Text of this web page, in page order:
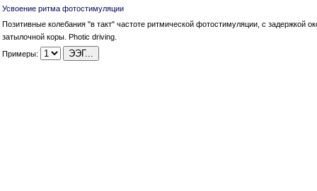
Усвоение ритма фотостимуляции
Позитивные колебания "в такт" частоте ритмической фотостимуляции, с
затылочной коры. Photic driving.
Примеры: